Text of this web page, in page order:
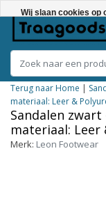
Terug naar Home |
materiaal: Leer &
Sandalen
materiaal: Leer
Merk: Leon Footwear
Wij slaan cookies op